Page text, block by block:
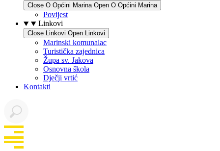
Close O Općini Marina Open O Općini Marina
Povijest
Linkovi
Close Linkovi Open Linkovi
Marinski komunalac
Turistička zajednica
Župa sv. Jakova
Osnovna škola
Dječji vrtić
Kontakti